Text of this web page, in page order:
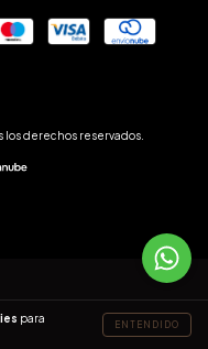
para
ENTENDIDO
los derechos reservados.